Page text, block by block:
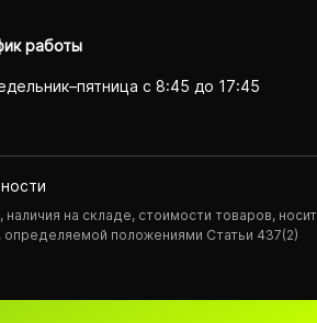
работы
с 8:45 до 17:45
на складе, стоимости товаров, носит
определяемой положениями Статьи 437(2)